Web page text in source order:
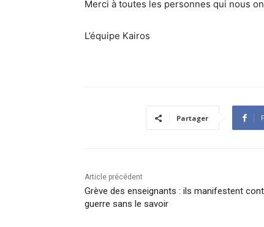
Merci à toutes les personnes qui nous
L’équipe Kairos
Partager
Article précédent
Grève des enseignants : ils manifestent
guerre sans le savoir